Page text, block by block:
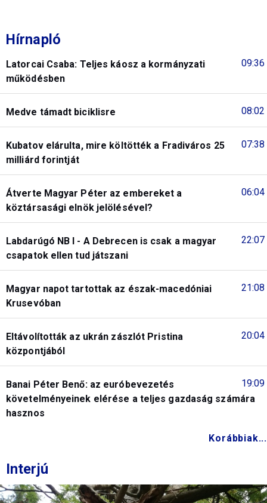
Hírnapló
09:36
Latorcai Csaba: Teljes káosz a kormányzati
működésben
08:02
Medve támadt biciklisre
07:38
Kubatov elárulta, mire költötték a Fradiváros 25
milliárd forintját
06:04
Átverte Magyar Péter az embereket a
köztársasági elnök jelölésével?
22:07
Labdarúgó NB I - A Debrecen is csak a magyar
csapatok ellen tud játszani
21:08
Magyar napot tartottak az észak-macedóniai
Krusevóban
20:04
Eltávolították az ukrán zászlót Pristina
központjából
19:09
Banai Péter Benő: az euróbevezetés
követelményeinek elérése a teljes gazdaság számára
hasznos
Korábbiak...
Interjú